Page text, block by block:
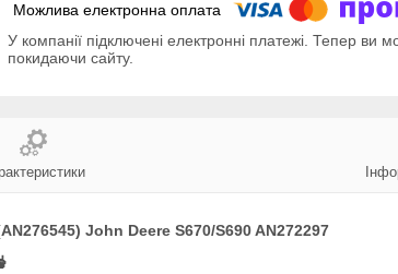
У компанії підключені електронні платежі. Тепер ви
покидаючи сайту.
John Deere S670/S690 AN272297